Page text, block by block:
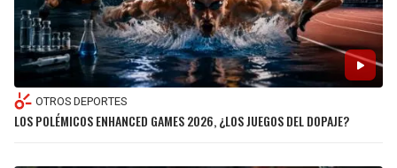
OTROS DEPORTES
LOS POLÉMICOS ENHANCED GAMES 2026, ¿LOS JUEGOS DEL DOPAJE?